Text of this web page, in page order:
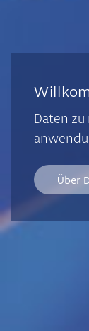
Daten
Über